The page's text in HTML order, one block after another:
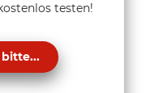
testen!
bitte...